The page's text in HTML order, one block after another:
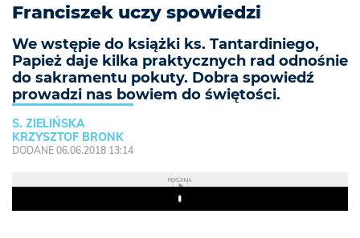
Franciszek uczy spowiedzi
We wstępie do książki ks. Tantardiniego,
Papież daje kilka praktycznych rad odnośnie
do sakramentu pokuty. Dobra spowiedź
prowadzi nas bowiem do świętości.
S. ZIELIŃSKA
KRZYSZTOF BRONK
DODANE 06.06.2018 13:14
REKLAMA
Play